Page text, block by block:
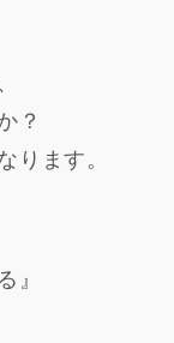
？
ります。
』